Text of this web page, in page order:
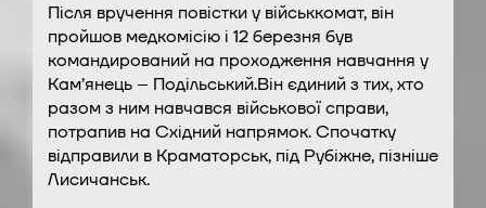
Після вручення повістки у військкомат, він
пройшов медкомісію і 12 березня був
командирований на проходження навчання у
Кам’янець – Подільський.Він єдиний з тих, хто
разом з ним навчався військової справи,
потрапив на Східний напрямок. Спочатку
відправили в Краматорськ, під Рубіжне, пізніше
Лисичанськ.